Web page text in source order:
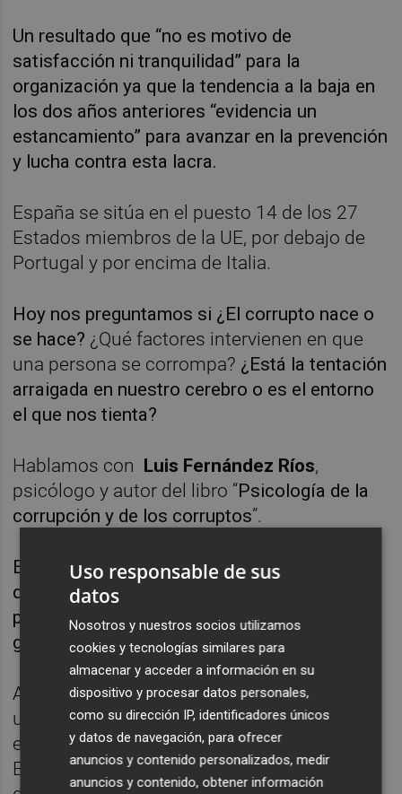
Un resultado que “no es motivo de
satisfacción ni tranquilidad” para la
organización ya que la tendencia a la baja en
los dos años anteriores “evidencia un
estancamiento” para avanzar en la prevención
y lucha contra esta lacra.
España se sitúa en el puesto 14 de los 27
Estados miembros de la UE, por debajo de
Portugal y por encima de Italia.
Hoy nos preguntamos si ¿El corrupto nace o
se hace? ¿Qué factores intervienen en que
una persona se corrompa? ¿Está la tentación
arraigada en nuestro cerebro o es el entorno
el que nos tienta?
Hablamos con Luis Fernández Ríos,
psicólogo y autor del libro “Psicología de la
corrupción y de los corruptos”.
El psicólogo Fernández Ríos, nos argumenta
que hasta la fecha no se han encontrado
pruebas concluyentes de una predisposición
genética hacia la corrupción.
Afirma que la corrupción es principalmente
una conducta aprendida, influenciada por el
entorno social y político de una persona.
Enfatiza que los corruptos tienden a carecer
Uso responsable de sus
datos
Nosotros y nuestros socios utilizamos
cookies y tecnologías similares para
almacenar y acceder a información en su
dispositivo y procesar datos personales,
como su dirección IP, identificadores únicos
y datos de navegación, para ofrecer
anuncios y contenido personalizados, medir
anuncios y contenido, obtener información